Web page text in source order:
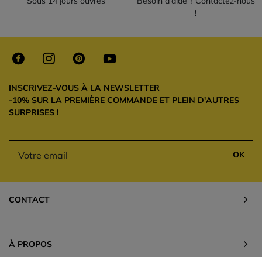
!
INSCRIVEZ-VOUS À LA NEWSLETTER
-10% SUR LA PREMIÈRE COMMANDE ET PLEIN D'AUTRES
SURPRISES !
OK
CONTACT
À PROPOS